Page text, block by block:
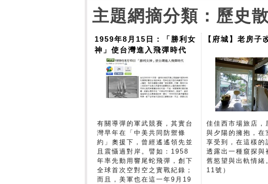
主題網摘分類：歷史
1959年8月15日：「勝利女
神」使台灣進入飛彈時代
有關導彈的軍武競賽，其實台
灣早年在「中美共同防禦條
約」奧援下，曾經遙遙領先並
且震懾過對岸。譬如：1958
年率先動用響尾蛇飛彈，創下
全球首次空對空之實戰紀錄；
而且，美軍也在這一年9月19
【府城】老房子
佳佳西市場旅店，
與夕陽的擁抱，在
享受到，在這樣的
透露出一種窺探與
舊慾望與出軌情緒
11號）